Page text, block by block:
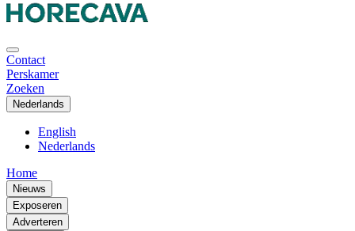
Contact
Perskamer
Zoeken
Nederlands
English
Nederlands
Home
Nieuws
Exposeren
Adverteren